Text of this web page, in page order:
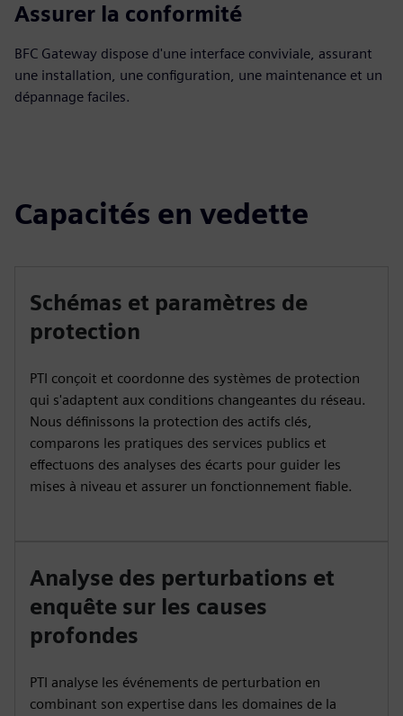
Assurer la conformité
BFC Gateway dispose d'une interface conviviale, assurant
une installation, une configuration, une maintenance et un
dépannage faciles.
Capacités en vedette
Schémas et paramètres de
protection
PTI conçoit et coordonne des systèmes de protection
qui s'adaptent aux conditions changeantes du réseau.
Nous définissons la protection des actifs clés,
comparons les pratiques des services publics et
effectuons des analyses des écarts pour guider les
mises à niveau et assurer un fonctionnement fiable.
Analyse des perturbations et
enquête sur les causes
profondes
PTI analyse les événements de perturbation en
combinant son expertise dans les domaines de la